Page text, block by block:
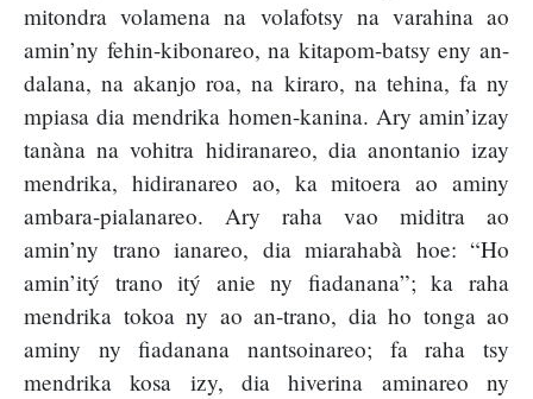
mitondra volamena na volafotsy na varahina ao
amin’ny fehin-kibonareo, na kitapom-batsy eny an-
dalana, na akanjo roa, na kiraro, na tehina, fa ny
mpiasa dia mendrika homen-kanina. Ary amin’izay
tanàna na vohitra hidiranareo, dia anontanio izay
mendrika, hidiranareo ao, ka mitoera ao aminy
ambara-pialanareo. Ary raha vao miditra ao
amin’ny trano ianareo, dia miarahabà hoe: “Ho
amin’itý trano itý anie ny fiadanana”; ka raha
mendrika tokoa ny ao an-trano, dia ho tonga ao
aminy ny fiadanana nantsoinareo; fa raha tsy
mendrika kosa izy, dia hiverina aminareo ny